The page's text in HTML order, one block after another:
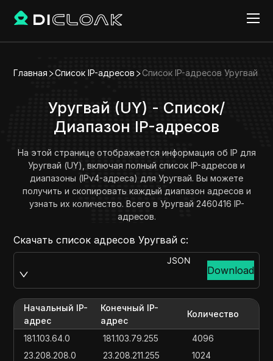
Главная Список IP-адресов Список IP-адресов Уругвай
Уругвай (UY) - Список/
Диапазон IP-адресов
На этой странице отображается информация об IP для
Уругвай (UY), включая полный список IP-адресов и
диапазоны (IPv4-адреса) для Уругвай. Вы можете
получить и скопировать каждый диапазон адресов и
узнать их количество. Всего в Уругвай 2460416 IP-
адресов.
Скачать список адресов Уругвай с:
JSON
Download
Начальный IP-
адрес
Конечный IP-
адрес
Количество
181.103.64.0 181.103.79.255
4096
23.208.208.0
23.208.211.255
1024